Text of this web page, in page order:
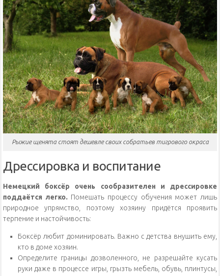
Рыжие щенята стоят дешевле своих собратьев тигрового окраса
Дрессировка и воспитание
Немецкий боксёр очень сообразителен и дрессировке
поддаётся легко. Помешать процессу обучения может лишь
природное упрямство, поэтому хозяину придётся проявить
терпение и настойчивость:
Боксёр любит доминировать. Важно с детства внушить ему,
кто в доме хозяин.
Определите границы дозволенного, не разрешайте кусать
руки даже в процессе игры, грызть мебель, обувь, плинтусы,